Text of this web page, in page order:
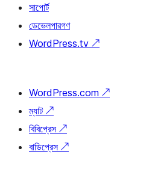
সাপোর্ট
ডেভেলপারগণ
WordPress.tv ↗
WordPress.com ↗
ম্যাট ↗
বিবিপ্রেস ↗
বাডিপ্রেস ↗